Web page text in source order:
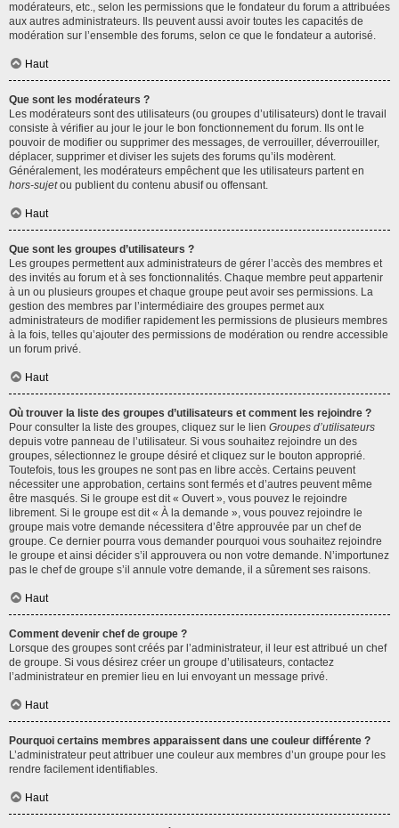
modérateurs, etc., selon les permissions que le fondateur du forum a attribuées
aux autres administrateurs. Ils peuvent aussi avoir toutes les capacités de
modération sur l’ensemble des forums, selon ce que le fondateur a autorisé.
Haut
Que sont les modérateurs ?
Les modérateurs sont des utilisateurs (ou groupes d’utilisateurs) dont le travail
consiste à vérifier au jour le jour le bon fonctionnement du forum. Ils ont le
pouvoir de modifier ou supprimer des messages, de verrouiller, déverrouiller,
déplacer, supprimer et diviser les sujets des forums qu’ils modèrent.
Généralement, les modérateurs empêchent que les utilisateurs partent en
hors-sujetou publient du contenu abusif ou offensant.
Haut
Que sont les groupes d’utilisateurs ?
Les groupes permettent aux administrateurs de gérer l’accès des membres et
des invités au forum et à ses fonctionnalités. Chaque membre peut appartenir
à un ou plusieurs groupes et chaque groupe peut avoir ses permissions. La
gestion des membres par l’intermédiaire des groupes permet aux
administrateurs de modifier rapidement les permissions de plusieurs membres
à la fois, telles qu’ajouter des permissions de modération ou rendre accessible
un forum privé.
Haut
Où trouver la liste des groupes d’utilisateurs et comment les rejoindre ?
Pour consulter la liste des groupes, cliquez sur le lien Groupes d’utilisateurs
depuis votre panneau de l’utilisateur. Si vous souhaitez rejoindre un des
groupes, sélectionnez le groupe désiré et cliquez sur le bouton approprié.
Toutefois, tous les groupes ne sont pas en libre accès. Certains peuvent
nécessiter une approbation, certains sont fermés et d’autres peuvent même
être masqués. Si le groupe est dit « Ouvert », vous pouvez le rejoindre
librement. Si le groupe est dit « À la demande », vous pouvez rejoindre le
groupe mais votre demande nécessitera d’être approuvée par un chef de
groupe. Ce dernier pourra vous demander pourquoi vous souhaitez rejoindre
le groupe et ainsi décider s’il approuvera ou non votre demande. N’importunez
pas le chef de groupe s’il annule votre demande, il a sûrement ses raisons.
Haut
Comment devenir chef de groupe ?
Lorsque des groupes sont créés par l’administrateur, il leur est attribué un chef
de groupe. Si vous désirez créer un groupe d’utilisateurs, contactez
l’administrateur en premier lieu en lui envoyant un message privé.
Haut
Pourquoi certains membres apparaissent dans une couleur différente ?
L’administrateur peut attribuer une couleur aux membres d’un groupe pour les
rendre facilement identifiables.
Haut